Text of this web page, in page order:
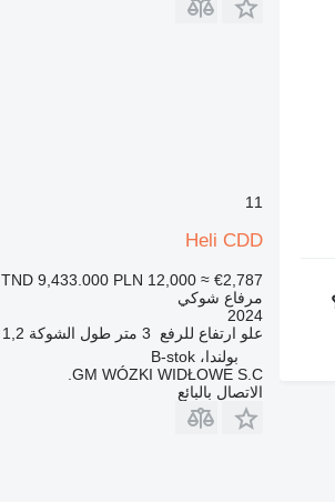
11
Heli CDD
TND 9,433.000 PLN 12,000 ≈ €2,787
مرفاع شوكي
2024
علو ارتفاع للرفع
3 متر طول الشوكة 1,2 متر
بولندا، B-stok
GM WÓZKI WIDŁOWE S.C.
الاتصال بالبائع